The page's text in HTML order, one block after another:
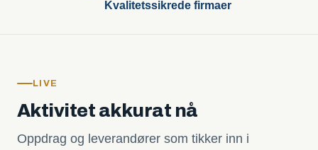
Kvalitetssikrede firmaer
LIVE
Aktivitet akkurat nå
Oppdrag og leverandører som tikker inn i